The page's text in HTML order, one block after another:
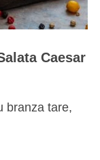
Caesar
branza tare,